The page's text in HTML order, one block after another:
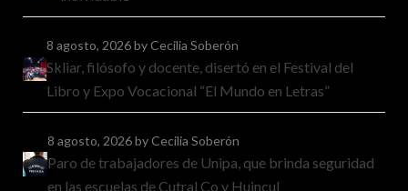
8 agosto, 2026by Cecilia Soberón
Skliar, filósofo y docente, disertó en el Festival del
Libro y Expo Vocacional “El Mundo en Letras”
8 agosto, 2026by Cecilia Soberón
Paro de trabajadores de Unipa, que brinda seguridad
en las escuelas de Cutral Co y Huincul